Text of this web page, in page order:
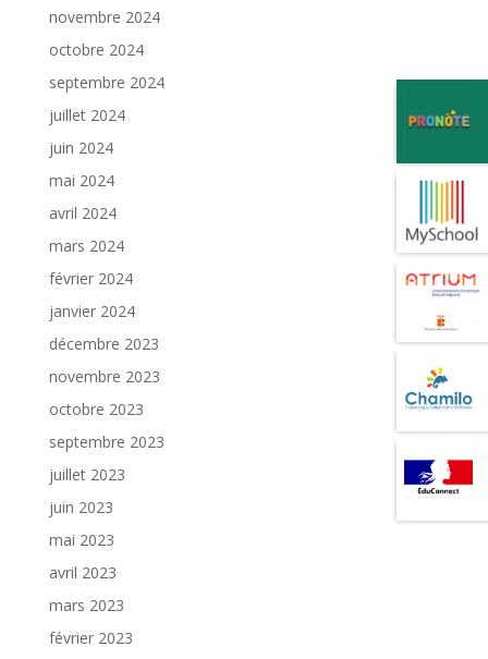
novembre 2024
octobre 2024
septembre 2024
juillet 2024
juin 2024
mai 2024
avril 2024
mars 2024
février 2024
janvier 2024
décembre 2023
novembre 2023
octobre 2023
septembre 2023
juillet 2023
juin 2023
mai 2023
avril 2023
mars 2023
février 2023